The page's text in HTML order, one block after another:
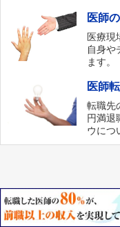
医師
医療現
自身や
ます。
医師
転職先
円満退
ウにつ